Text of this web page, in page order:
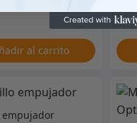
al carrito
empujador